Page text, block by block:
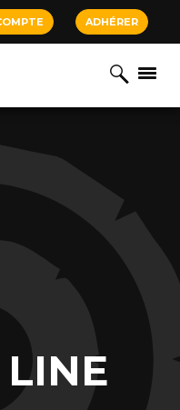
ADHÉRER
LINE